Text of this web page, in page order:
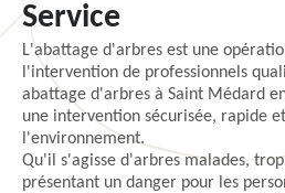
Service
L'abattage d'arbres est une
l'intervention de professionnels
abattage d'arbres à Saint Médard
une intervention sécurisée, rapide
l'environnement.
Qu'il s'agisse d'arbres malades,
présentant un danger pour les